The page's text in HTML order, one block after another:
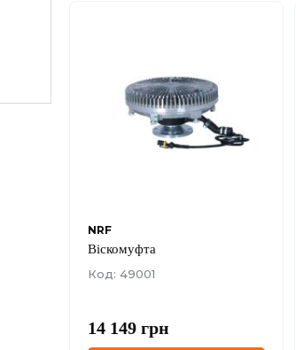
NRF
Віскомуфта
Код: 49001
14 149 грн